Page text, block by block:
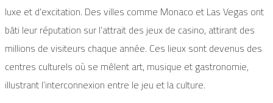
luxe et d’excitation. Des villes comme Monaco et Las Vegas ont
bâti leur réputation sur l’attrait des jeux de casino, attirant des
millions de visiteurs chaque année. Ces lieux sont devenus des
centres culturels où se mêlent art, musique et gastronomie,
illustrant l’interconnexion entre le jeu et la culture.